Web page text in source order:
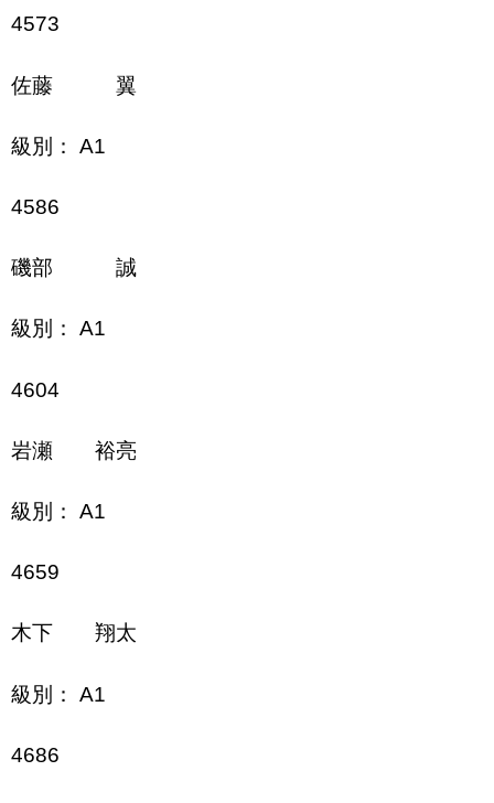
4573
佐藤 翼
級別： A1
4586
磯部 誠
級別： A1
4604
岩瀬 裕亮
級別： A1
4659
木下 翔太
級別： A1
4686